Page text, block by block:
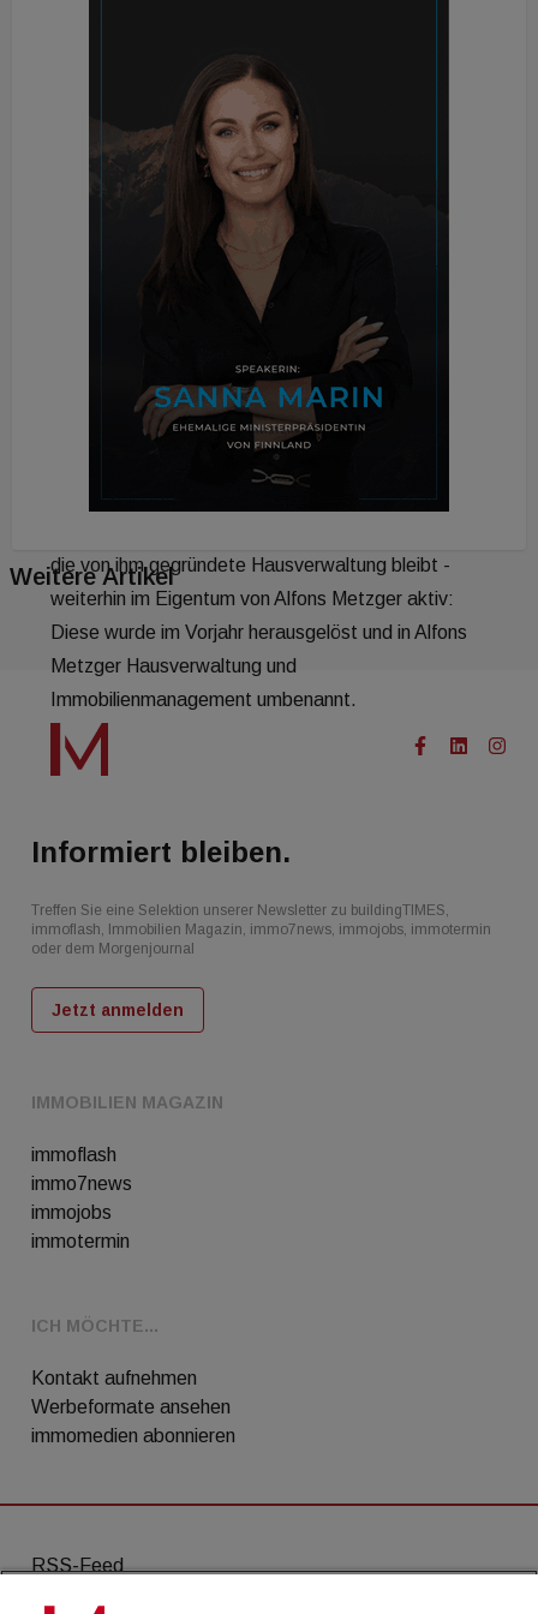
Flughafen seinen Stempel auf, und beteiligte sich
daran, die "Immobilienabteilung" zum heutigen
Schlüsselbereich dort auszubauen. Was er indessen
weniger gut kann, das ist das Loslassen. Eigentlich
hätte er sich ja schon früher zurückziehen wollen.
Letztlich blieb es bei diversen Versuchen. Und
Marktbegleiter meinen, dass schlichtweg sein
weiterer Gestaltungswille einfach zu groß gewesen
sei. Das Loslassen hat er auch heute nicht so
wirklich verinnerlicht. Denn gleichzeitig verkündet er
- nach Ende der vertraglich bedungenen Lockup-
Phase im Vorjahr - den Wiedereinstieg ins
Immobilienbewertergeschäft. Künftig unter "KR
Alfons Metzger". Der Name Metzger bleibt der
die von ihm gegründete Hausverwaltung bleibt -
weiterhin im Eigentum von Alfons Metzger aktiv:
Diese wurde im Vorjahr herausgelöst und in Alfons
Metzger Hausverwaltung und
Immobilienmanagement umbenannt.
Weitere Artikel
IMMOBILIEN MAGAZIN
immoflash
immo7news
immojobs
immotermin
ICH MÖCHTE...
Kontakt aufnehmen
Werbeformate ansehen
immomedien abonnieren
Informiert bleiben.
Treffen Sie eine Selektion unserer Newsletter zu buildingTIMES,
immoflash, Immobilien Magazin, immo7news, immojobs, immotermin
oder dem Morgenjournal
Jetzt anmelden
RSS-Feed
AGB